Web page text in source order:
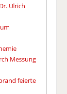
Ulrich
Messung
feierte